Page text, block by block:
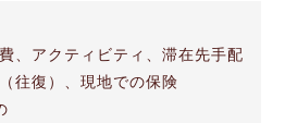
、アクティビティ、滞在先手配
往復）、現地での保険